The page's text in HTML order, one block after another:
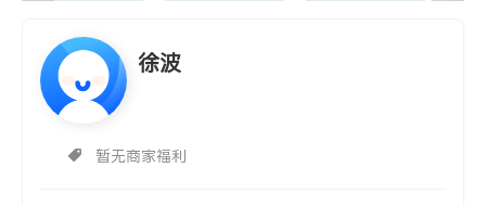
徐波
暂无商家福利